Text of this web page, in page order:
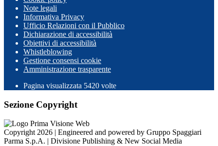
Note legali
Informativa Privacy
Ufficio Relazioni con il Pubblico
Dichiarazione di accessibilità
Obiettivi di accessibilità
Whistleblowing
Gestione consensi cookie
Amministrazione trasparente
Pagina visualizzata 5420 volte
Sezione Copyright
Copyright 2026 | Engineered and powered by Gruppo Spaggiari
Parma S.p.A. | Divisione Publishing & New Social Media